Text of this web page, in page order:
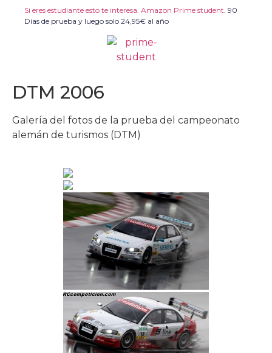
Si eres estudiante esto te interesa. Amazon Prime student. 90
Días de prueba y luego solo 24,95€ al año
DTM 2006
Galería del fotos de la prueba del campeonato
alemán de turismos (DTM)